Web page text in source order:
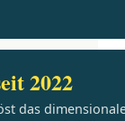
2022
das